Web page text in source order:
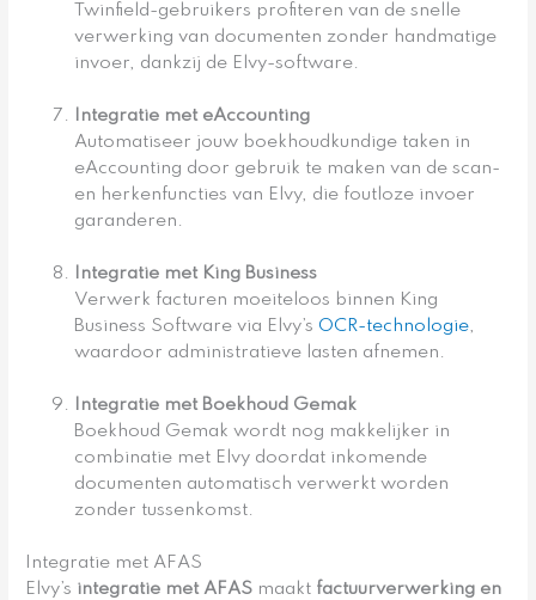
Twinfield-gebruikers profiteren van de snelle
verwerking van documenten zonder handmatige
invoer, dankzij de Elvy-software.
Integratie met eAccounting
Automatiseer jouw boekhoudkundige taken in
eAccounting door gebruik te maken van de scan-
en herkenfuncties van Elvy, die foutloze invoer
garanderen.
Integratie met King Business
Verwerk facturen moeiteloos binnen King
Business Software via Elvy’s OCR-technologie,
waardoor administratieve lasten afnemen.
Integratie met Boekhoud Gemak
Boekhoud Gemak wordt nog makkelijker in
combinatie met Elvy doordat inkomende
documenten automatisch verwerkt worden
zonder tussenkomst.
Integratie met AFAS
Elvy’s integratie met AFAS maakt factuurverwerking en